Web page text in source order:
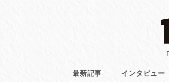
最新記事 インタビュー